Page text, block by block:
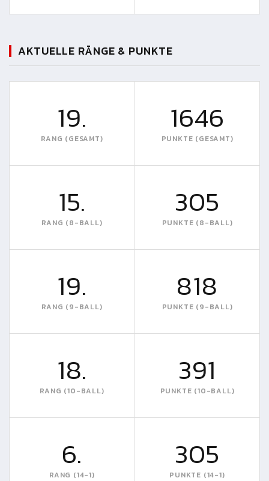
AKTUELLE RÄNGE & PUNKTE
19.
RANG (GESAMT)
1646
PUNKTE (GESAMT)
15.
RANG (8-BALL)
305
PUNKTE (8-BALL)
19.
RANG (9-BALL)
818
PUNKTE (9-BALL)
18.
RANG (10-BALL)
391
PUNKTE (10-BALL)
6.
RANG (14-1)
305
PUNKTE (14-1)